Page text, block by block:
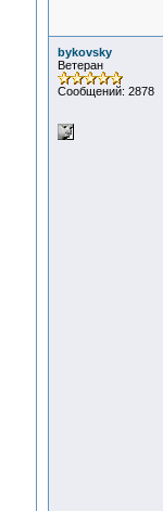
bykovsky
Ветеран
Сообщений: 2878